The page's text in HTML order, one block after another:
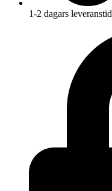
1-2 dagars leveranstid